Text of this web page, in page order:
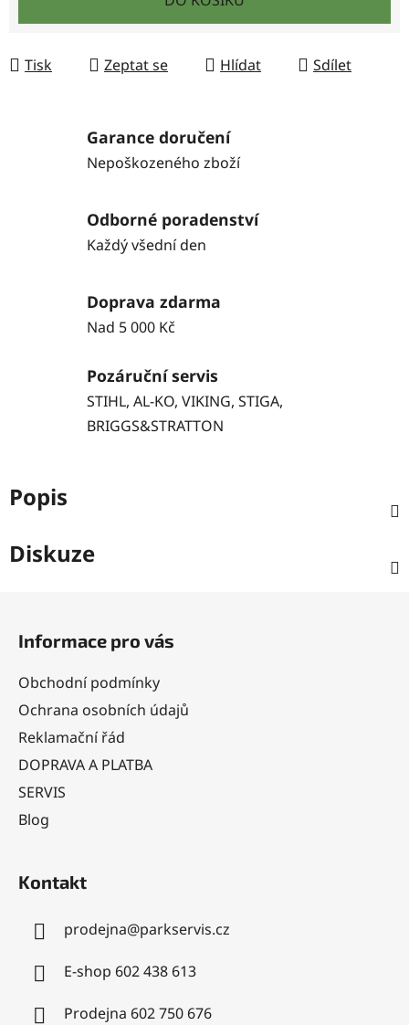
Tisk Zeptat se Hlídat Sdílet
Garance doručení
Nepoškozeného zboží
Odborné poradenství
Každý všední den
Doprava zdarma
Nad 5 000 Kč
Pozáruční servis
STIHL, AL-KO, VIKING, STIGA,
BRIGGS&STRATTON
Popis
Diskuze
Informace pro vás
Obchodní podmínky
Ochrana osobních údajů
Reklamační řád
DOPRAVA A PLATBA
SERVIS
Blog
Kontakt
prodejna@parkservis.cz
E-shop 602 438 613
Prodejna 602 750 676